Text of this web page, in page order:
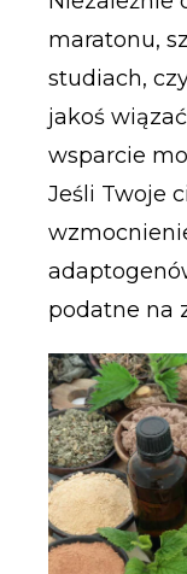
maratonu,
studiach,
jakoś
wsparcie
Jeśli Twoje
podatne na